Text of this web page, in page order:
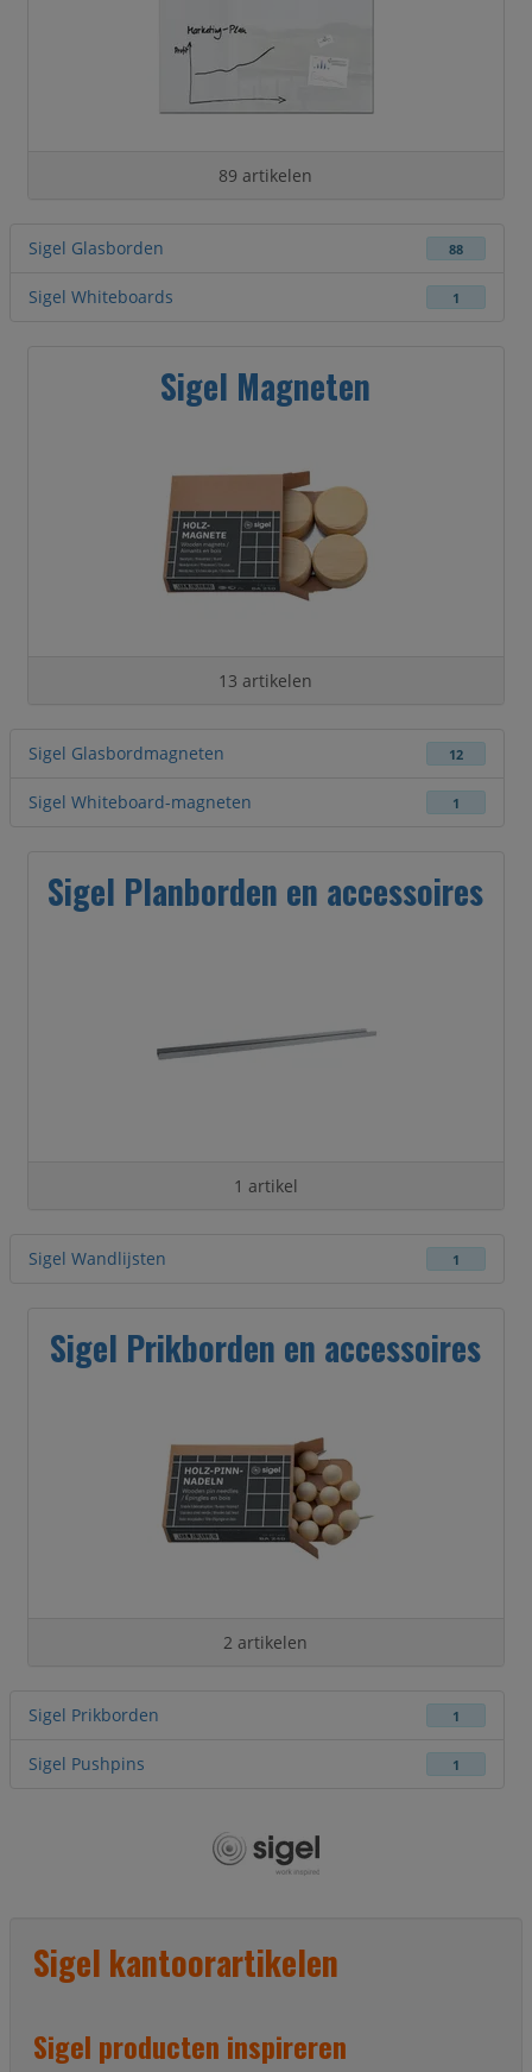
89 artikelen
Sigel Glasborden 88
Sigel Whiteboards 1
Sigel Magneten
13 artikelen
Sigel Glasbordmagneten 12
Sigel Whiteboard-magneten 1
Sigel Planborden en accessoires
1 artikel
Sigel Wandlijsten 1
Sigel Prikborden en accessoires
2 artikelen
Sigel Prikborden 1
Sigel Pushpins 1
Sigel kantoorartikelen
Sigel producten inspireren